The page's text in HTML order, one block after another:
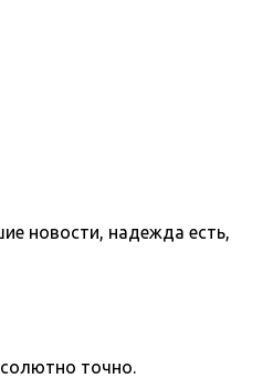
новости, надежда есть,
точно.